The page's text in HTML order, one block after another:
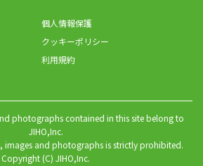
個人情報保護
クッキーポリシー
利用規約
photographs contained in this site belong to
JIHO,Inc.
images and photographs is strictly prohibited.
Copyright (C) JIHO,Inc.